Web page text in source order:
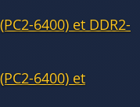
6400) et DDR2-
6400) et